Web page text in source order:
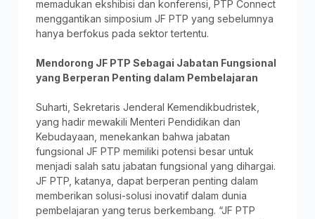
memadukan ekshibisi dan konferensi, PTP Connect
menggantikan simposium JF PTP yang sebelumnya
hanya berfokus pada sektor tertentu.
Mendorong JF PTP Sebagai Jabatan Fungsional
yang Berperan Penting dalam Pembelajaran
Suharti, Sekretaris Jenderal Kemendikbudristek,
yang hadir mewakili Menteri Pendidikan dan
Kebudayaan, menekankan bahwa jabatan
fungsional JF PTP memiliki potensi besar untuk
menjadi salah satu jabatan fungsional yang dihargai.
JF PTP, katanya, dapat berperan penting dalam
memberikan solusi-solusi inovatif dalam dunia
pembelajaran yang terus berkembang. “JF PTP